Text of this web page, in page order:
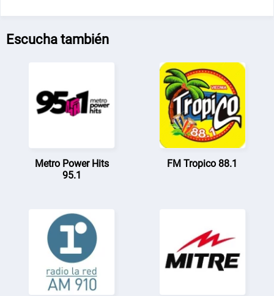
Escucha también
Metro Power Hits
95.1
FM Tropico 88.1